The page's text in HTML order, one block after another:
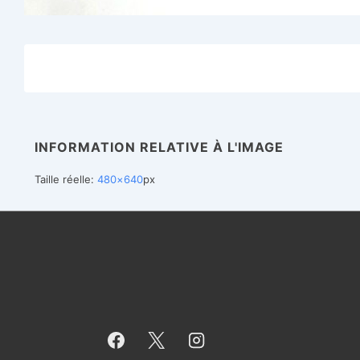
INFORMATION RELATIVE À L'IMAGE
Taille réelle: 480×640px